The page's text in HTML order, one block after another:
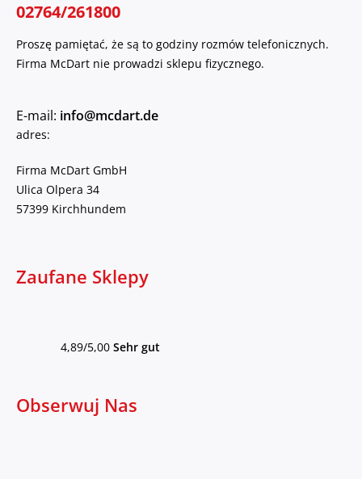
02764/261800
Proszę pamiętać, że są to godziny rozmów telefonicznych.
Firma McDart nie prowadzi sklepu fizycznego.
E-mail: info@mcdart.de
adres:
Firma McDart GmbH
Ulica Olpera 34
57399 Kirchhundem
Zaufane Sklepy
4,89/5,00 Sehr gut
Obserwuj Nas